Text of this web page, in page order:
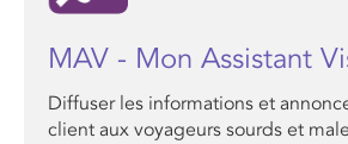
MAV - Mon Assistant
Diffuser les informations et
client aux voyageurs sourds et